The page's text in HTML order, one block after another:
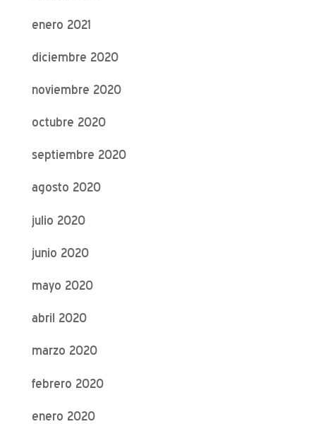
enero 2021
diciembre 2020
noviembre 2020
octubre 2020
septiembre 2020
agosto 2020
julio 2020
junio 2020
mayo 2020
abril 2020
marzo 2020
febrero 2020
enero 2020